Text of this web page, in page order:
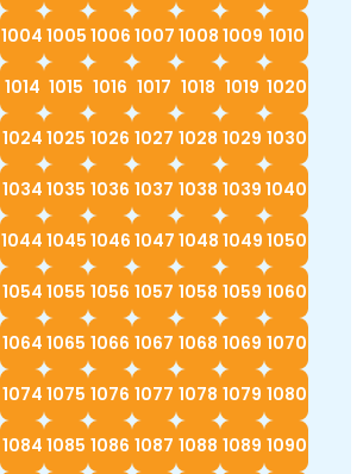
1004 1005 1006 1007 1008 1009 1010
1014 1015 1016 1017 1018 1019 1020
1024 1025 1026 1027 1028 1029 1030
1034 1035 1036 1037 1038 1039 1040
1044 1045 1046 1047 1048 1049 1050
1054 1055 1056 1057 1058 1059 1060
1064 1065 1066 1067 1068 1069 1070
1074 1075 1076 1077 1078 1079 1080
1084 1085 1086 1087 1088 1089 1090